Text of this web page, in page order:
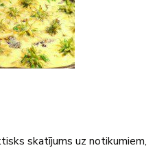
skatījums uz notikumiem,